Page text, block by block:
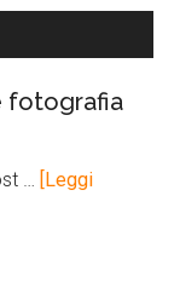
fotografia
…
[Leggi